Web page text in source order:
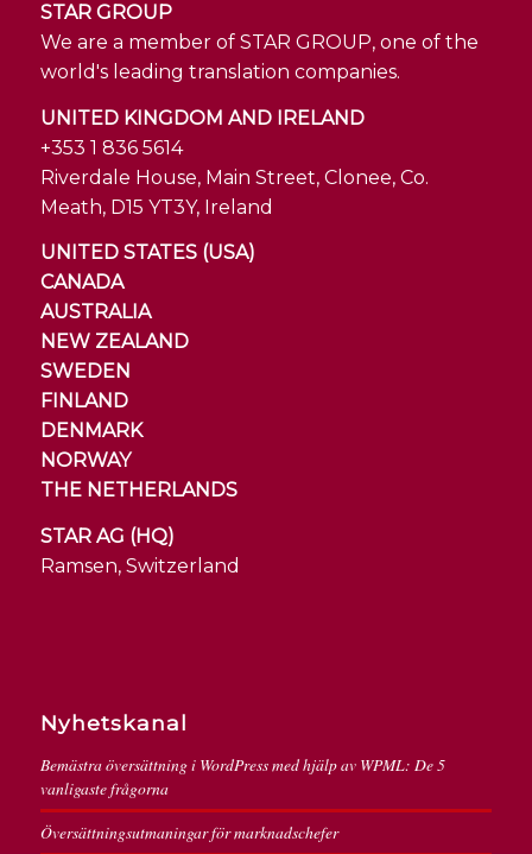
STAR GROUP
We are a member of STAR GROUP, one of the
world's leading translation companies.
UNITED KINGDOM AND IRELAND
+353 1 836 5614
Riverdale House, Main Street, Clonee, Co.
Meath, D15 YT3Y, Ireland
UNITED STATES (USA)
CANADA
AUSTRALIA
NEW ZEALAND
SWEDEN
FINLAND
DENMARK
NORWAY
THE NETHERLANDS
STAR AG (HQ)
Ramsen, Switzerland
Nyhetskanal
Bemästra översättning i WordPress med hjälp av WPML: De 5
vanligaste frågorna
Översättningsutmaningar för marknadschefer